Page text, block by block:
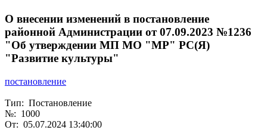
О внесении изменений в постановление
районной Администрации от 07.09.2023 №1236
"Об утверждении МП МО "МР" РС(Я)
"Развитие культуры"
постановление
Тип: Постановление
№: 1000
От: 05.07.2024 13:40:00